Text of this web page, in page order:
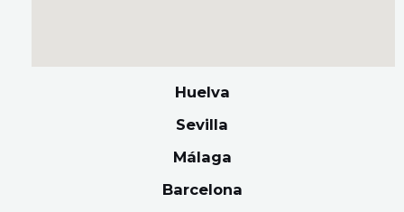
Huelva
Sevilla
Málaga
Barcelona